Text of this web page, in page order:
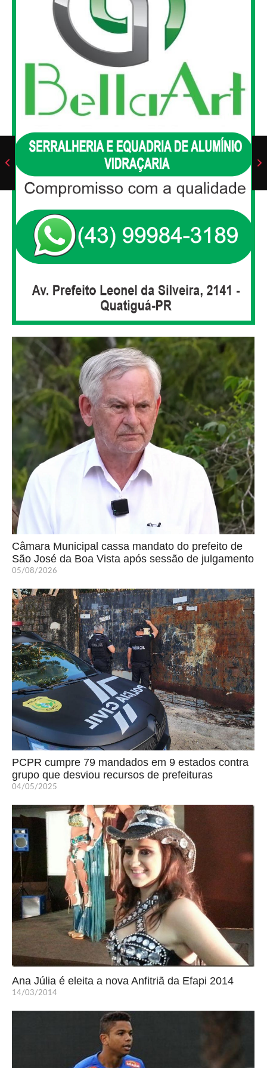
Câmara Municipal cassa mandato do prefeito de
São José da Boa Vista após sessão de julgamento
05/08/2026
PCPR cumpre 79 mandados em 9 estados contra
grupo que desviou recursos de prefeituras
04/05/2025
Ana Júlia é eleita a nova Anfitriã da Efapi 2014
14/03/2014